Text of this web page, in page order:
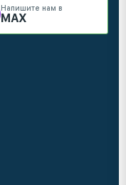
Напишите нам в
MAX